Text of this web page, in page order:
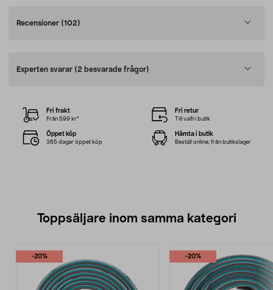
Recensioner (102)
Experten svarar (2 besvarade frågor)
Fri frakt
Från 599 kr*
Fri retur
Till valfri butik
Öppet köp
365 dagar öppet köp
Hämta i butik
Beställ online, från butikslager
Toppsäljare inom samma kategori
-20% -20%